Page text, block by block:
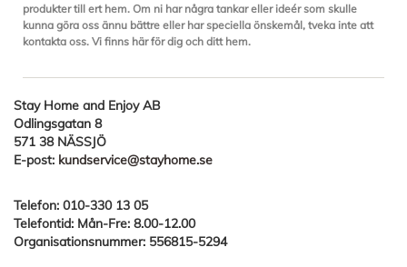
produkter till ert hem. Om ni har några tankar eller ideér som skulle
kunna göra oss ännu bättre eller har speciella önskemål, tveka inte att
kontakta oss. Vi finns här för dig och ditt hem.
Stay Home and Enjoy AB
Odlingsgatan 8
571 38 NÄSSJÖ
E-post: kundservice@stayhome.se
Telefon: 010-330 13 05
Telefontid: Mån-Fre: 8.00-12.00
Organisationsnummer: 556815-5294